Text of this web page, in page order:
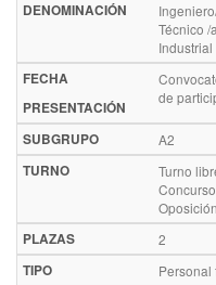
DENOMINACIÓN
Técnico /a
Industrial
FECHA
PRESENTACIÓN
de
SUBGRUPO
A2
TURNO
Turno
Concurso
Oposición
PLAZAS
2
TIPO
Personal